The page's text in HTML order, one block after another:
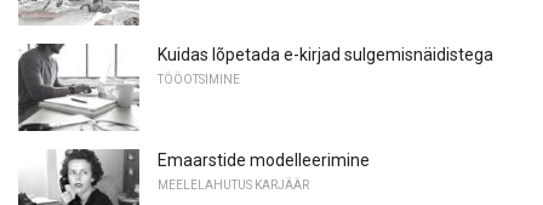
Kuidas lõpetada e-kirjad sulgemisnäidistega
TÖÖOTSIMINE
Emaarstide modelleerimine
MEELELAHUTUS KARJÄÄR